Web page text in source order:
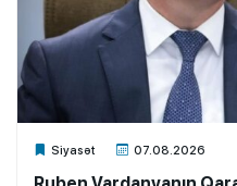
Siyasət 07.08.2026
Xalq.Online